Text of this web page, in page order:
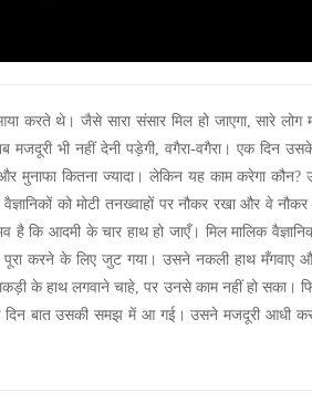
करते थे। जैसे सारा संसार मिल हो जाएगा, सारे
भी नहीं देनी पड़ेगी, वगैरा-वगैरा। एक दिन
मुनाफा कितना ज्यादा। लेकिन यह काम करेगा कौन?
को मोटी तनख्वाहों पर नौकर रखा और वे
है कि आदमी के चार हाथ हो जाएँ। मिल मालिक
करने के लिए जुट गया। उसने नकली हाथ मँगवाए
के हाथ लगवाने चाहे, पर उनसे काम नहीं हो सका।
दिन बात उसकी समझ में आ गई। उसने मजदूरी आधी